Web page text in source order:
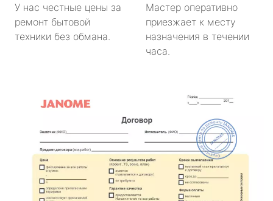
У нас честные цены за
ремонт бытовой
техники без обмана.
Мастер оперативно
приезжает к месту
назначения в течении
часа.